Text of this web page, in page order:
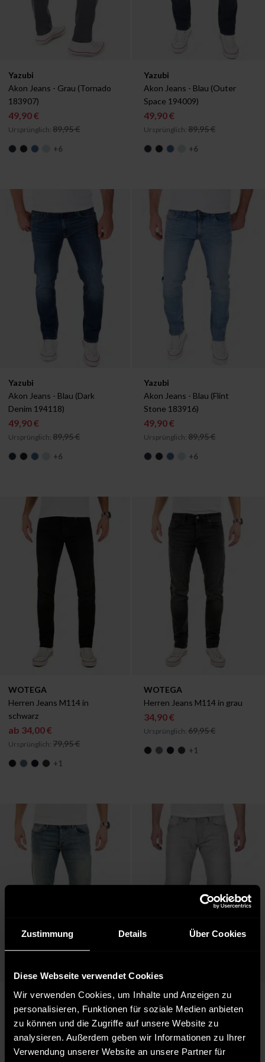
Zustimmung Details Über Cookies
Diese Webseite verwendet Cookies
Wir verwenden Cookies, um Inhalte und Anzeigen zu
personalisieren, Funktionen für soziale Medien anbieten
zu können und die Zugriffe auf unsere Website zu
analysieren. Außerdem geben wir Informationen zu Ihrer
Verwendung unserer Website an unsere Partner für
Verfügbar in:
W29/L32
W29/L34 W30/L34
Yazubi
Akon Jeans - Grau (Tornado
183907)
49,90 €
Ursprünglich: 89,95 €
+6
Verfügbar in:
W29/L32
W29/L34 W30/L34
Yazubi
Akon Jeans - Blau (Outer
Space 194009)
49,90 €
Ursprünglich: 89,95 €
+6
Verfügbar in:
W29/L34
W30/L34 W31/L34
Yazubi
Akon Jeans - Blau (Dark
Denim 194118)
49,90 €
Ursprünglich: 89,95 €
+6
Verfügbar in:
W29/L34
W30/L34 W33/L30
Yazubi
Akon Jeans - Blau (Flint
Stone 183916)
49,90 €
Ursprünglich: 89,95 €
+6
Verfügbar in:
W29/L34
W30/L34 W33/L34
WOTEGA
Herren Jeans M114 in
schwarz
ab 34,00 €
Ursprünglich: 79,95 €
+1
Verfügbar in:
W30/L34
WOTEGA
Herren Jeans M114 in grau
34,90 €
Ursprünglich: 69,95 €
+1
Verfügbar in:
W34/L30
WOTEGA
Jeans M114 - Blau (Blue
Mirage 184215)
ab34,00 €
Ursprünglich:79,95 €
Verfügbar in:
W28/L32
W29/L32
Indicode
Herren Jeans Clay in grau
39,90 €
Ursprünglich:59,95 €